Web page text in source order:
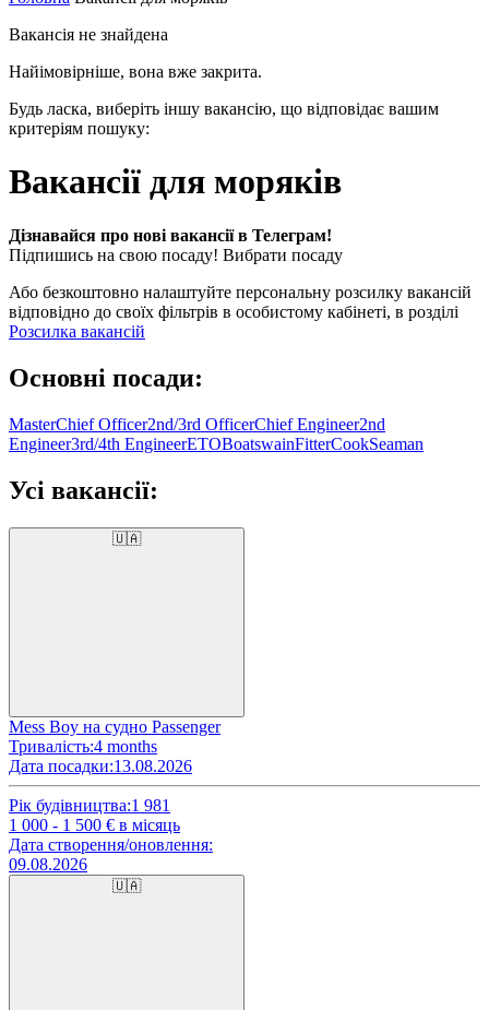
Вакансія не знайдена
Найімовірніше, вона вже закрита.
Будь ласка, виберіть іншу вакансію, що відповідає вашим
критеріям пошуку:
Вакансії для моряків
Дізнавайся про нові вакансії в Телеграм!
Підпишись на свою посаду! Вибрати посаду
Або безкоштовно налаштуйте персональну розсилку вакансій
відповідно до своїх фільтрів в особистому кабінеті, в розділі
Розсилка вакансій
Основні посади:
MasterChief Officer2nd/3rd OfficerChief Engineer2nd
Engineer3rd/4th EngineerETOBoatswainFitterCookSeaman
Усі вакансії:
🇺🇦
Mess Boy на судно Passenger
Тривалість:4 months
Дата посадки:13.08.2026
Рік будівництва:1 981
1 000 - 1 500 € в місяць
Дата створення/оновлення:
09.08.2026
🇺🇦